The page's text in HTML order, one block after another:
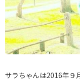
サラちゃんは2016年９